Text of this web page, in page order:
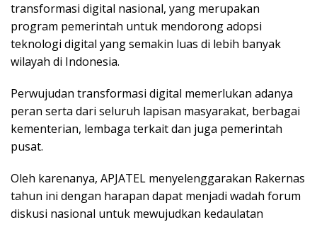
transformasi digital nasional, yang merupakan
program pemerintah untuk mendorong adopsi
teknologi digital yang semakin luas di lebih banyak
wilayah di Indonesia.
Perwujudan transformasi digital memerlukan adanya
peran serta dari seluruh lapisan masyarakat, berbagai
kementerian, lembaga terkait dan juga pemerintah
pusat.
Oleh karenanya, APJATEL menyelenggarakan Rakernas
tahun ini dengan harapan dapat menjadi wadah forum
diskusi nasional untuk mewujudkan kedaulatan